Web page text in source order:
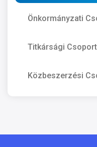
Önkormányzati
Titkársági Csoport
Közbeszerzési